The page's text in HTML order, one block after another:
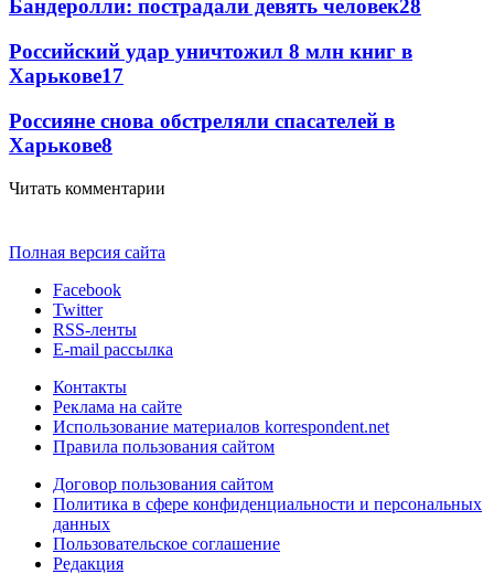
Бандеролли: пострадали девять человек28
Российский удар уничтожил 8 млн книг в
Харькове17
Россияне снова обстреляли спасателей в
Харькове8
Читать комментарии
Полная версия сайта
Facebook
Twitter
RSS-ленты
E-mail рассылка
Контакты
Реклама на сайте
Использование материалов korrespondent.net
Правила пользования сайтом
Договор пользования сайтом
Политика в сфере конфиденциальности и персональных
данных
Пользовательское соглашение
Редакция